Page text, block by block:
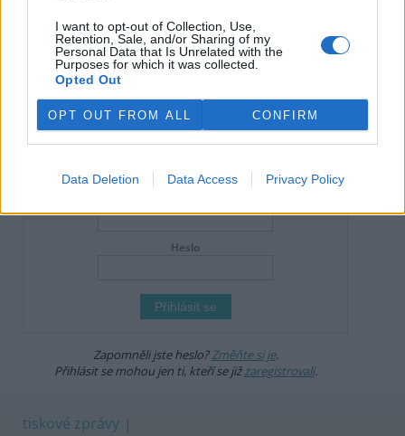
I want to opt-out of Collection, Use,
Retention, Sale, and/or Sharing of my
Personal Data that Is Unrelated with the
Purposes for which it was collected.
Opted Out
OPT OUT FROM ALL CONFIRM
Data Deletion Data Access Privacy Policy
Online diskuse
Redakce Ekolistu vítá čtenářské názory, komentáře a postřehy. Tím,
že zde publikujete svůj příspěvek, se ale zároveň zavazujete
dodržovatpravidla diskuse . V případě porušení si redakce
DO DISKUZE SE MŮŽETE ZAPOJIT PO PŘIHLÁŠENÍ
Heslo
Zapomněli jste heslo?Změňte si je.
Přihlásit se mohou jen ti, kteří se jižzaregistrovali.
tiskové zprávy